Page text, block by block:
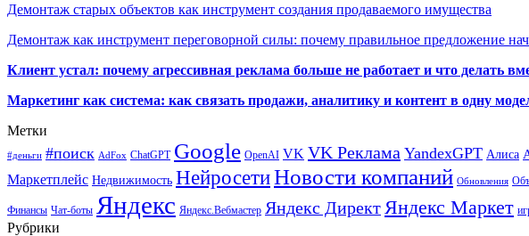
Демонтаж старых объектов как инструмент создания продаваемого имущества
Демонтаж как инструмент переговорной силы: почему правильное предложение
Клиент устал: почему агрессивная реклама больше не работает и что делать
Маркетинг как система: как связать продажи, аналитику и контент в одну
Метки
#деньги #поиск AdFox ChatGPT Google OpenAI VK VK Реклама YandexGPT Алиса
Маркетплейс Недвижимость НейросетиНовости компаний Обновления
Финансы Чат-боты Яндекс Яндекс.Вебмастер Яндекс Директ Яндекс Маркет
Рубрики